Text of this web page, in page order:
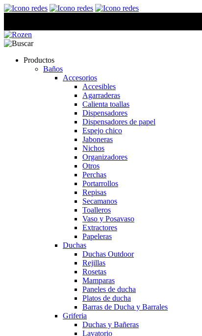
Productos
Baños
Accesorios
Accesibles
Agarraderas
Calienta toallas
Dispensadores
Dispensadores de papel
Espejo chico
Jaboneras
Nichos
Organizadores
Otros
Perchas
Portarrollos
Repisas
Secamanos
Toalleros
Vaso y Posavaso
Extractores
Papeleras
Duchas
Duchas Outdoor
Rejillas
Rosetas
Mamparas
Paneles de ducha
Platos de ducha
Barras de Ducha y Barrales
Griferia
Duchas y Bañeras
Lavatorio